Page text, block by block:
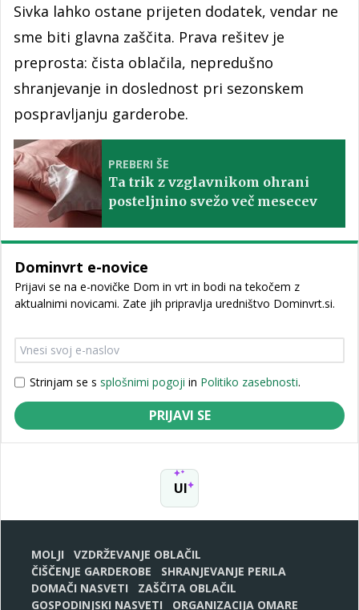
Sivka lahko ostane prijeten dodatek, vendar ne
sme biti glavna zaščita. Prava rešitev je
preprosta: čista oblačila, nepredušno
shranjevanje in doslednost pri sezonskem
pospravljanju garderobe.
PREBERI ŠE
Ta trik z vzglavnikom ohrani
posteljnino svežo več mesecev
Dominvrt e-novice
Prijavi se na e-novičke Dom in vrt in bodi na tekočem z
aktualnimi novicami. Zate jih pripravlja uredništvo Dominvrt.si.
Strinjam se s splošnimi pogoji in Politiko zasebnosti.
PRIJAVI SE
UI
MOLJI
VZDRŽEVANJE OBLAČIL
ČIŠČENJE GARDEROBE
SHRANJEVANJE PERILA
DOMAČI NASVETI
ZAŠČITA OBLAČIL
GOSPODINJSKI NASVETI
ORGANIZACIJA OMARE